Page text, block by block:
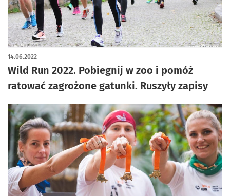
Wild Run 2022. Pobiegnij w zoo i pomóż
ratować zagrożone gatunki. Ruszyły zapisy
14.06.2022